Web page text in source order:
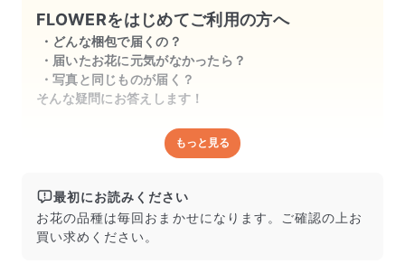
FLOWERをはじめてご利用の方へ
どんな梱包で届くの？
届いたお花に元気がなかったら？
写真と同じものが届く？
そんな疑問にお答えします！
どんな梱包で届くの？
し、専用ボックスに丁寧に梱包してお届けしています。
きゅっとまとめられて一見窮屈そうに見えますが、輸送
中の衝撃による折れや擦れを軽減する効果があります。
もっと見る
最初にお読みください
お花の品種は毎回おまかせになります。ご確認の上お
買い求めください。